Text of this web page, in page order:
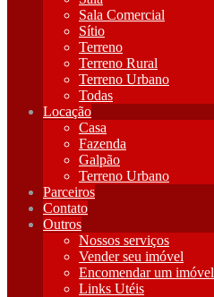
Sala Comercial
Sítio
Terreno
Terreno Rural
Terreno Urbano
Todas
Locação
Casa
Fazenda
Galpão
Terreno Urbano
Parceiros
Contato
Outros
Nossos serviços
Vender seu imóvel
Encomendar um imóvel
Links Utéis